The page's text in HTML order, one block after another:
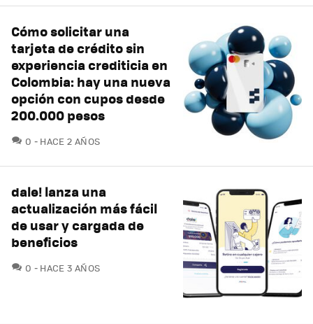
Cómo solicitar una
tarjeta de crédito sin
experiencia crediticia en
Colombia: hay una nueva
opción con cupos desde
200.000 pesos
0 COMENTARIOS
HACE 2 AÑOS
dale! lanza una
actualización más fácil
de usar y cargada de
beneficios
0 COMENTARIOS
HACE 3 AÑOS